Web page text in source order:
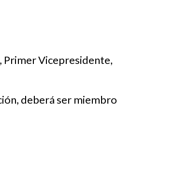
Primer Vicepresidente,
deberá ser miembro